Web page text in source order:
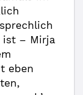
ist – Mirja
eben